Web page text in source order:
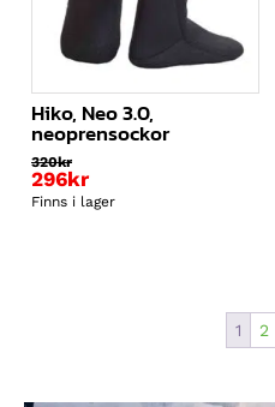
Hiko, Neo 3.0,
neoprensockor
320kr
296kr
Finns i lager
1 2